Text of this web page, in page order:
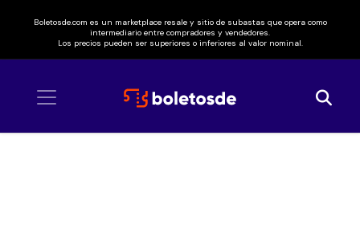
Boletosde.com es un marketplace resale y sitio de subastas que opera como
intermediario entre compradores y vendedores.
Los precios pueden ser superiores o inferiores al valor nominal.